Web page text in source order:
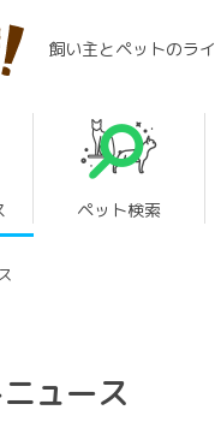
飼い主とペットのラ
ペット検索
ュース